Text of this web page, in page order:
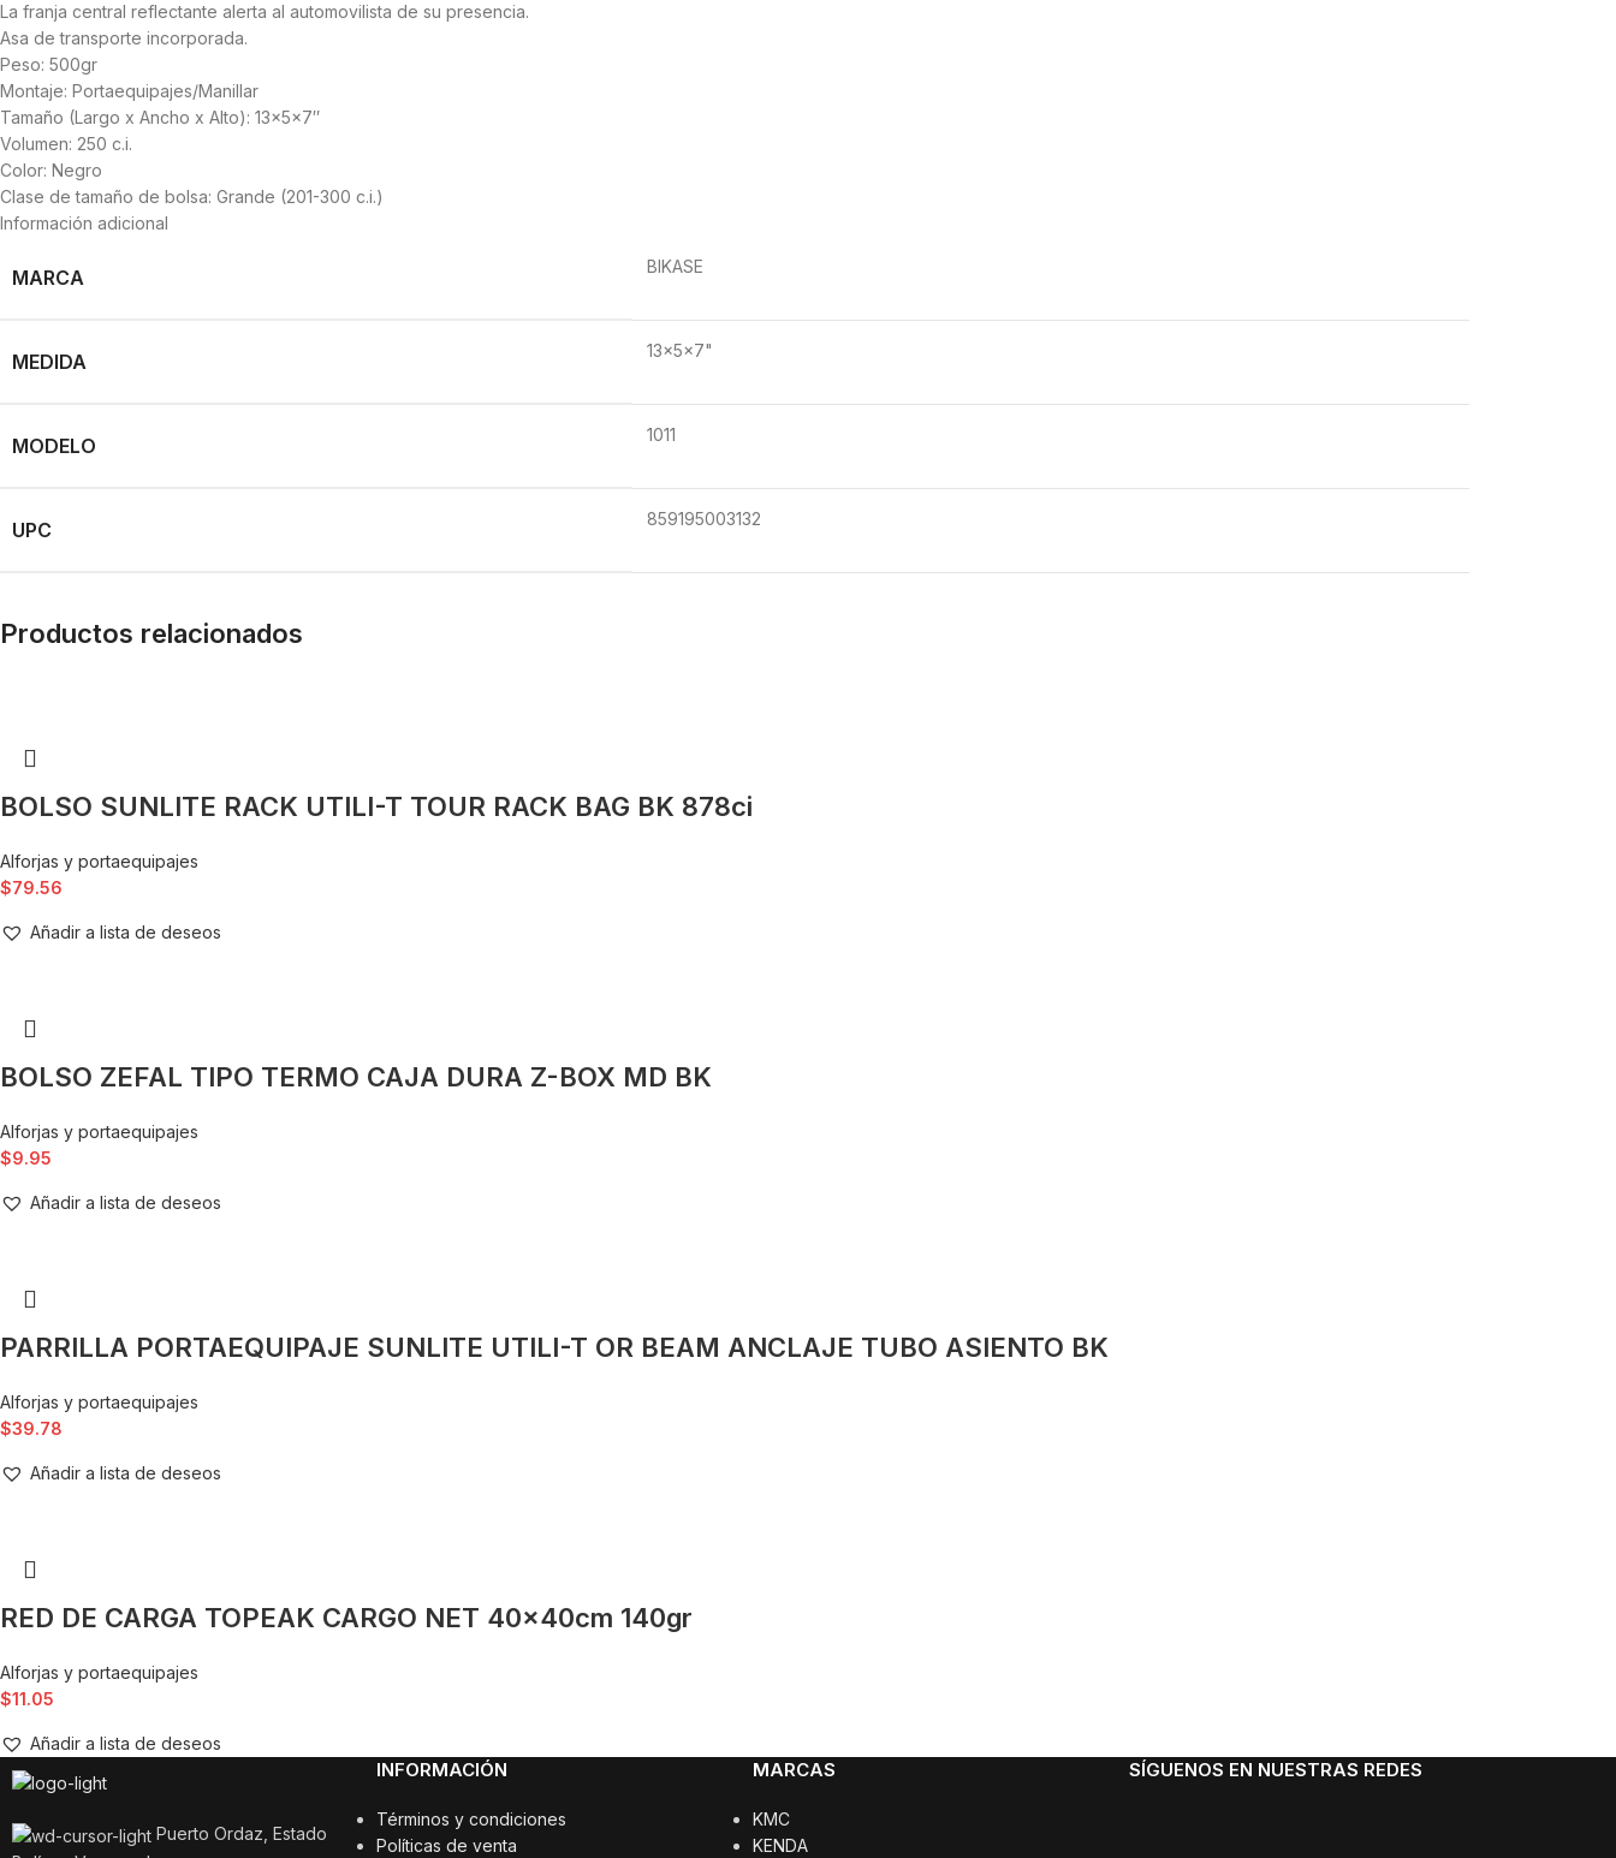
La franja central reflectante alerta al automovilista de su presencia.
Asa de transporte incorporada.
Peso: 500gr
Montaje: Portaequipajes/Manillar
Tamaño (Largo x Ancho x Alto): 13x5x7″
Volumen: 250 c.i.
Color: Negro
Clase de tamaño de bolsa: Grande (201-300 c.i.)
Información adicional
MARCA BIKASE
MEDIDA 13x5x7"
MODELO 1011
UPC 859195003132
Productos relacionados
BOLSO SUNLITE RACK UTILI-T TOUR RACK BAG BK 878ci
Alforjas y portaequipajes
$79.56
Añadir a lista de deseos
BOLSO ZEFAL TIPO TERMO CAJA DURA Z-BOX MD BK
Alforjas y portaequipajes
$9.95
Añadir a lista de deseos
PARRILLA PORTAEQUIPAJE SUNLITE UTILI-T OR BEAM ANCLAJE TUBO ASIENTO BK
Alforjas y portaequipajes
$39.78
Añadir a lista de deseos
RED DE CARGA TOPEAK CARGO NET 40x40cm 140gr
Alforjas y portaequipajes
$11.05
Añadir a lista de deseos
Puerto Ordaz, Estado
INFORMACIÓN
Términos y condiciones
Políticas de venta
MARCAS
KMC
KENDA
SÍGUENOS EN NUESTRAS REDES